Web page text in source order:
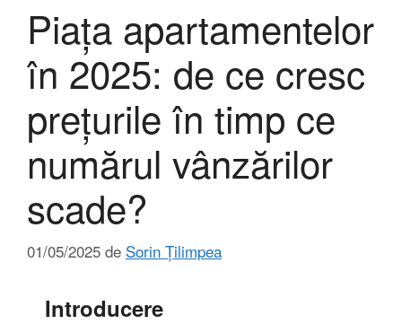
Piața apartamentelor
în 2025: de ce cresc
prețurile în timp ce
numărul vânzărilor
scade?
01/05/2025 de Sorin Țilimpea
Introducere